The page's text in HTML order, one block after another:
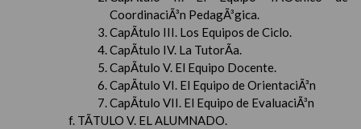
CoordinaciÃ³n PedagÃ³gica.
CapÃ­tulo III. Los Equipos de Ciclo.
CapÃ­tulo IV. La TutorÃ­a.
CapÃ­tulo V. El Equipo Docente.
CapÃ­tulo VI. El Equipo de OrientaciÃ³n
CapÃ­tulo VII. El Equipo de EvaluaciÃ³n
TÃTULO V. EL ALUMNADO.